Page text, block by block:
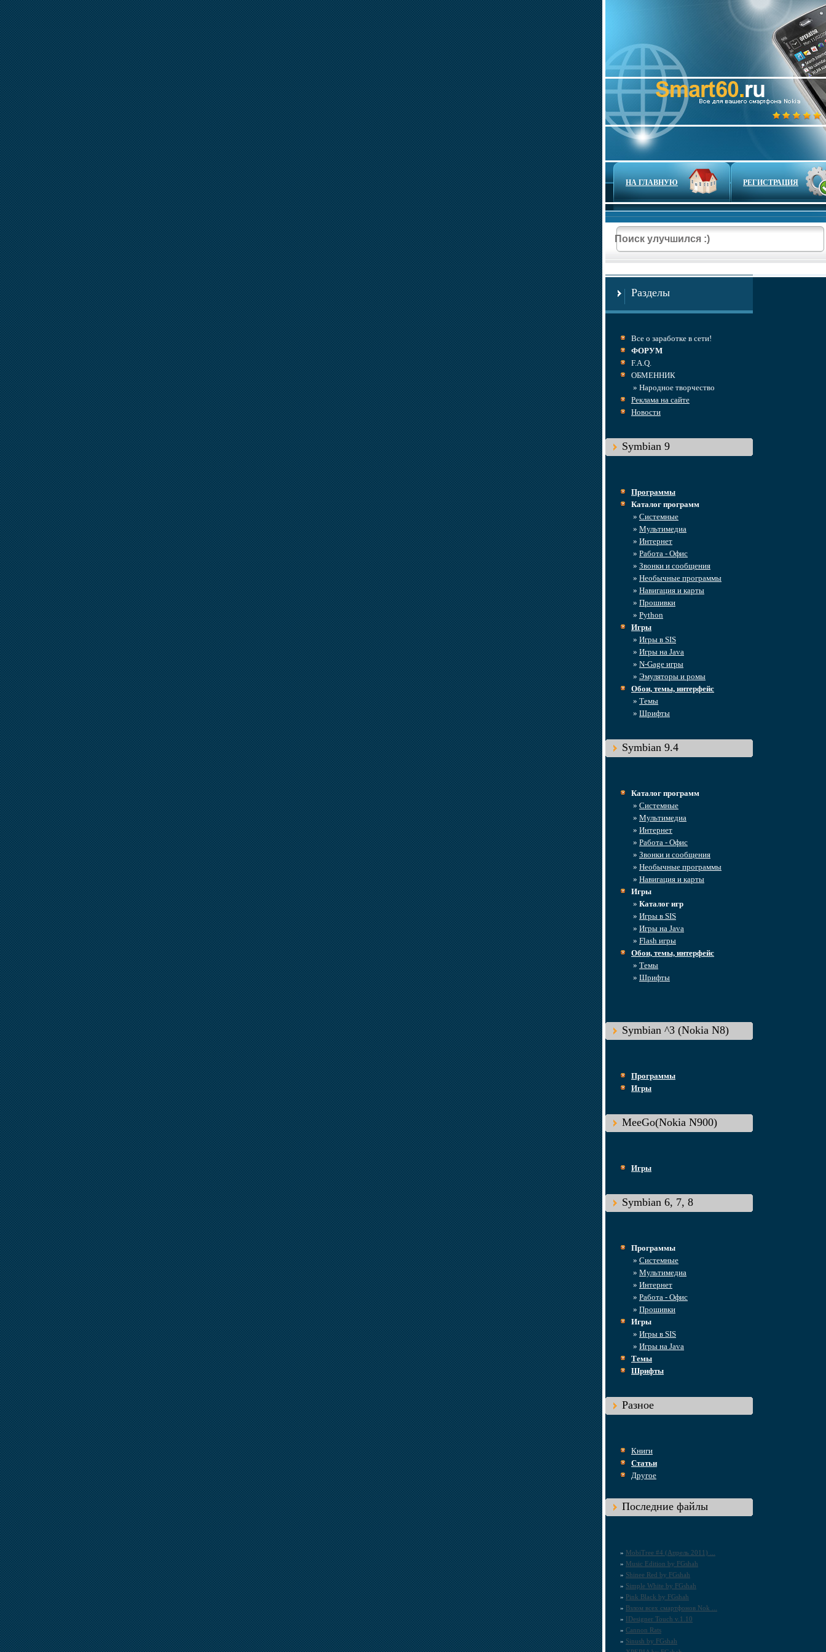
НА ГЛАВНУЮ РЕГИСТРАЦИЯ
Разделы
Все о заработке в сети!
ФОРУМ
F.A.Q.
ОБМЕННИК
» Народное творчество
Реклама на сайте
Новости
Symbian 9
Программы
Каталог программ
» Системные
» Мультимедиа
» Интернет
» Работа - Офис
» Звонки и сообщения
» Необычные программы
» Навигация и карты
» Прошивки
» Python
Игры
» Игры в SIS
» Игры на Java
» N-Gage игры
» Эмуляторы и ромы
Обои, темы, интерфейс
» Темы
» Шрифты
Symbian 9.4
Каталог программ
» Системные
» Мультимедиа
» Интернет
» Работа - Офис
» Звонки и сообщения
» Необычные программы
» Навигация и карты
Игры
» Каталог игр
» Игры в SIS
» Игры на Java
» Flash игры
Обои, темы, интерфейс
» Темы
» Шрифты
Symbian ^3 (Nokia N8)
Программы
Игры
MeeGo(Nokia N900)
Игры
Symbian 6, 7, 8
Программы
» Системные
» Мультимедиа
» Интернет
» Работа - Офис
» Прошивки
Игры
» Игры в SIS
» Игры на Java
Темы
Шрифты
Разное
Книги
Статьи
Другое
Последние файлы
» MobiTree #4 (Апрель 2011) ...
» Music Edition by FGshah
» Shinee Red by FGshah
» Simple White by FGshah
» Pink Black by FGshah
» Взлом всех смартфонов Nok ...
» IDesigner Touch v.1.10
» Cannon Rats
» Sinush by FGshah